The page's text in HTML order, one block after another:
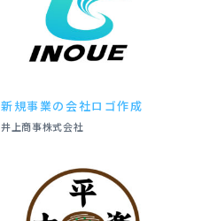
新規事業の会社ロゴ作成
井上商事株式会社